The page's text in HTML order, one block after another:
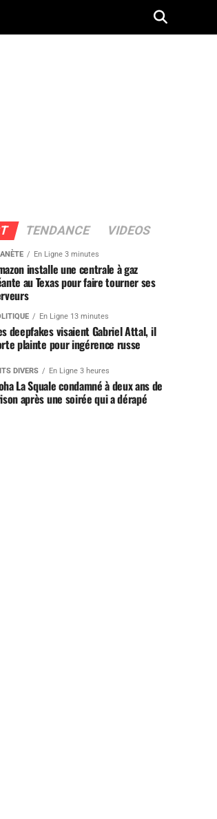
TENDANCE VIDEOS
En Ligne 3 minutes
installe une centrale à gaz
au Texas pour faire tourner ses
En Ligne 13 minutes
deepfakes visaient Gabriel Attal, il
plainte pour ingérence russe
DIVERS En Ligne 3 heures
La Squale condamné à deux ans de
après une soirée qui a dérapé